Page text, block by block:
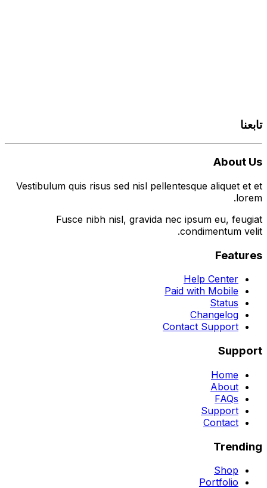
تابعنا
About Us
Vestibulum quis risus sed nisl pellentesque aliquet et et
lorem.
Fusce nibh nisl, gravida nec ipsum eu, feugiat
condimentum velit.
Features
Help Center
Paid with Mobile
Status
Changelog
Contact Support
Support
Home
About
FAQs
Support
Contact
Trending
Shop
Portfolio